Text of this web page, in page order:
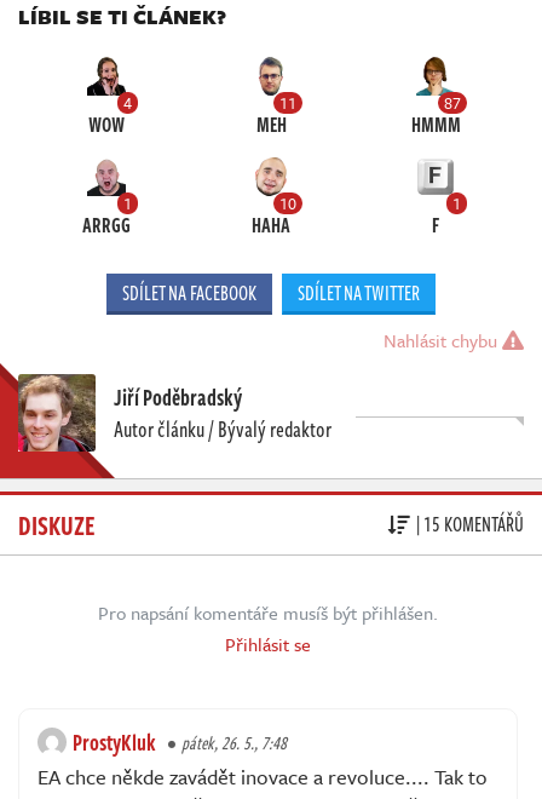
LÍBIL SE TI ČLÁNEK?
4
WOW
11
MEH
87
HMMM
1
ARRGG
10
HAHA
1
F
SDÍLET NA FACEBOOK SDÍLET NA TWITTER
Nahlásit chybu
Jiří Poděbradský
Autor článku / Bývalý redaktor
DISKUZE | 15 KOMENTÁŘŮ
Pro napsání komentáře musíš být přihlášen.
Přihlásit se
ProstyKluk pátek, 26. 5., 7:48
EA chce někde zavádět inovace a revoluce.... Tak to